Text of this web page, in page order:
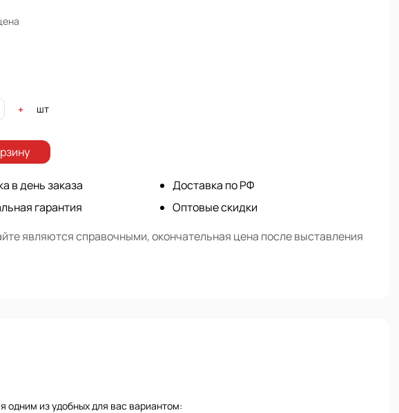
+ шт
в день заказа
гарантия
Доставка по РФ
Оптовые скидки
являются справочными, окончательная цена после выставления
одним из удобных для вас вариантом: